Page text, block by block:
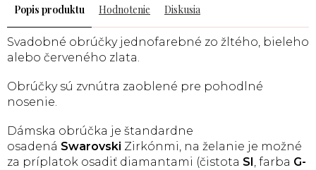
Popis Hodnotenie Diskusia
Svadobné obrúčky jednofarebné zo žltého, bieleho
alebo červeného zlata.
Obrúčky sú zvnútra zaoblené pre pohodlné
nosenie.
Dámska obrúčka je štandardne
osadená Swarovski Zirkónmi, na želanie je možné
za príplatok osadiť diamantami (čistota SI, farba G-